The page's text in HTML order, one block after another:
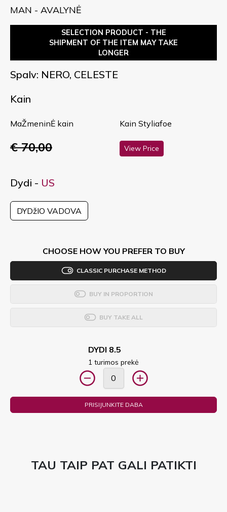
MAN - AVALYNĖ
SELECTION PRODUCT - THE
SHIPMENT OF THE ITEM MAY TAKE
LONGER
Spalv: NERO, CELESTE
Kain
MaŽmeninĖ kain
€ 70,00
Kain Styliafoe
View Price
Dydi - US
DYDžIO VADOVA
CHOOSE HOW YOU PREFER TO BUY
CLASSIC PURCHASE METHOD
BUY IN PROPORTION
BUY TAKE ALL
DYDI 8.5
1 turimos prekė
PRISIJUNKITE DABA
TAU TAIP PAT GALI PATIKTI